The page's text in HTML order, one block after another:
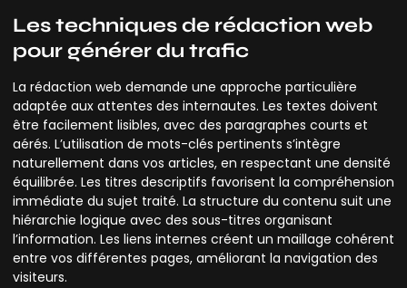
Les techniques de rédaction web
pour générer du trafic
La rédaction web demande une approche particulière
adaptée aux attentes des internautes. Les textes doivent
être facilement lisibles, avec des paragraphes courts et
aérés. L’utilisation de mots-clés pertinents s’intègre
naturellement dans vos articles, en respectant une densité
équilibrée. Les titres descriptifs favorisent la compréhension
immédiate du sujet traité. La structure du contenu suit une
hiérarchie logique avec des sous-titres organisant
l’information. Les liens internes créent un maillage cohérent
entre vos différentes pages, améliorant la navigation des
visiteurs.